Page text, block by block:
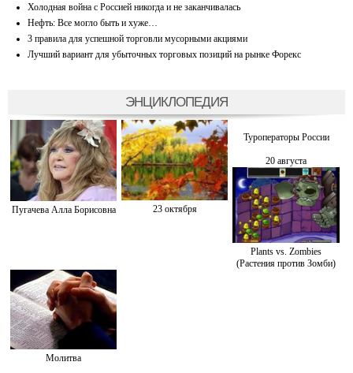
Холодная война с Россией никогда и не заканчивалась
Нефть: Все могло быть и хуже…
3 правила для успешной торговли мусорными акциями
Лучший вариант для убыточных торговых позиций на рынке Форекс
ЭНЦИКЛОПЕДИЯ
Пугачева Алла Борисовна 23 октября
Туроператоры России
20 августа
Plants vs. Zombies
(Растения против Зомби)
Молитва